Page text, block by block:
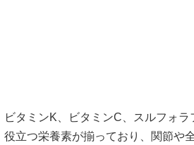
ビタミンK、ビタミンC、スルフォラ
役立つ栄養素が揃っており、関節や